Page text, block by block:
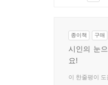
종이책 구매
시인의 눈
요!
이 한줄평이